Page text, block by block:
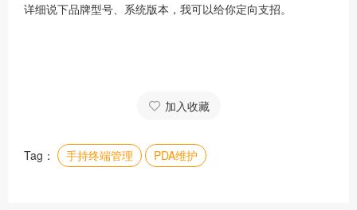
详细说下品牌型号、系统版本，我可以给你定向支招。
加入收藏
Tag： 手持终端管理 PDA维护